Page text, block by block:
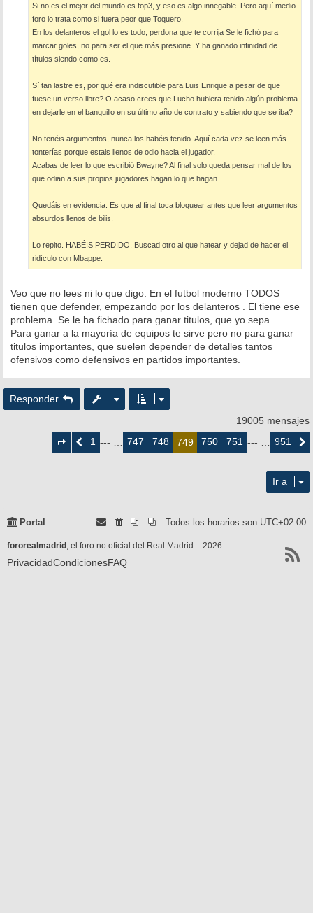
Si no es el mejor del mundo es top3, y eso es algo innegable. Pero aquí medio
foro lo trata como si fuera peor que Toquero.
En los delanteros el gol lo es todo, perdona que te corrija Se le fichó para
marcar goles, no para ser el que más presione. Y ha ganado infinidad de
títulos siendo como es.
Sí tan lastre es, por qué era indiscutible para Luis Enrique a pesar de que
fuese un verso libre? O acaso crees que Lucho hubiera tenido algún problema
en dejarle en el banquillo en su último año de contrato y sabiendo que se iba?
No tenéis argumentos, nunca los habéis tenido. Aquí cada vez se leen más
tonterías porque estais llenos de odio hacia el jugador.
Acabas de leer lo que escribió Bwayne? Al final solo queda pensar mal de los
que odian a sus propios jugadores hagan lo que hagan.
Quedáis en evidencia. Es que al final toca bloquear antes que leer argumentos
absurdos llenos de bilis.
Lo repito. HABÉIS PERDIDO. Buscad otro al que hatear y dejad de hacer el
ridículo con Mbappe.
Veo que no lees ni lo que digo. En el futbol moderno TODOS
tienen que defender, empezando por los delanteros . El tiene ese
problema. Se le ha fichado para ganar titulos, que yo sepa.
Para ganar a la mayoría de equipos te sirve pero no para ganar
titulos importantes, que suelen depender de detalles tantos
ofensivos como defensivos en partidos importantes.
Responder
19005 mensajes
deAnterior
1 --- … 747 748 749 750 751 --- … 951
Ir a
Portal Todos los horarios son UTC+02:00
fororealmadrid , el foro no oficial del Real Madrid. - 2026
PrivacidadCondicionesFAQ